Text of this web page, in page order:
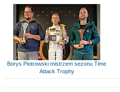
Borys Piotrowski mistrzem sezonu Time
Attack Trophy